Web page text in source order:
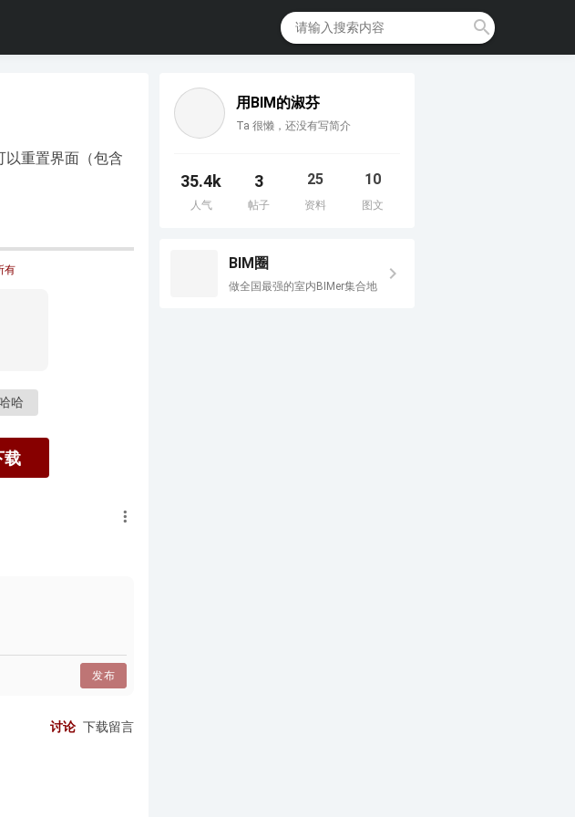
以重置界面（包含
有
哈
载
发布
讨论 下载留言
用BIM的淑芬
Ta 很懒，还没有写简介
35.4k
人气
3
帖子
25
资料
10
图文
BIM圈
做全国最强的室内BIMer集合地